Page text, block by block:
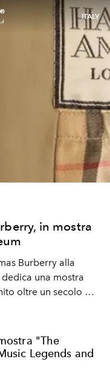
ITALY
in mostra
Burberry alla
una mostra
oltre un secolo di
della futura Burberry
"The
Legends and